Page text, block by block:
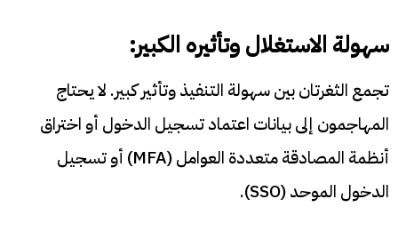
سهولة الاستغلال وتأثيره الكبير:
تجمع الثغرتان بين سهولة التنفيذ وتأثير كبير. لا يحتاج
المهاجمون إلى بيانات اعتماد تسجيل الدخول أو اختراق
أنظمة المصادقة متعددة العوامل (MFA) أو تسجيل
الدخول الموحد (SSO).